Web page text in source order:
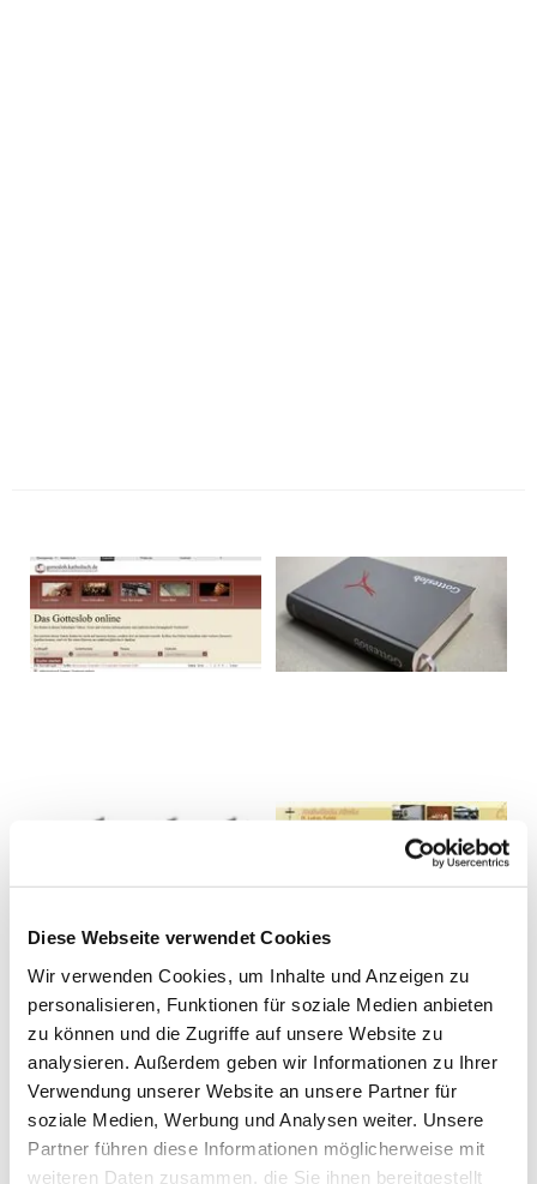
Diese Webseite verwendet Cookies
Wir verwenden Cookies, um Inhalte und Anzeigen zu
personalisieren, Funktionen für soziale Medien anbieten
zu können und die Zugriffe auf unsere Website zu
analysieren. Außerdem geben wir Informationen zu Ihrer
Verwendung unserer Website an unsere Partner für
soziale Medien, Werbung und Analysen weiter. Unsere
Partner führen diese Informationen möglicherweise mit
weiteren Daten zusammen, die Sie ihnen bereitgestellt